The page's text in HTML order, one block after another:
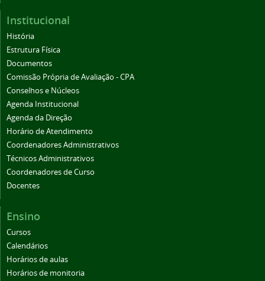
Institucional
História
Estrutura Física
Documentos
Comissão Própria de Avaliação - CPA
Conselhos e Núcleos
Agenda Institucional
Agenda da Direção
Horário de Atendimento
Coordenadores Administrativos
Técnicos Administrativos
Coordenadores de Curso
Docentes
Ensino
Cursos
Calendários
Horários de aulas
Horários de monitoria